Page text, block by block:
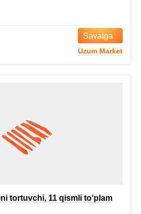
Savatga
Uzum Market
tortuvchi, 11 qismli to‘plam